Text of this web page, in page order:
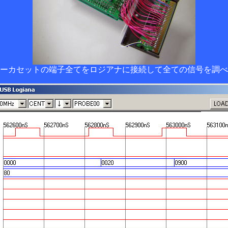
カセットの端子全てをロジアナに接続して全ての信号を調